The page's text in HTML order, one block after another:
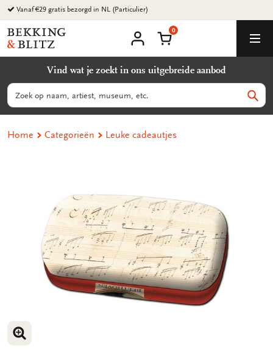
Ga
naar
content
Bekking
&
B.V.
account
Winkelmand
0
Vind wat je zoekt in ons uitgebreide aanbod
Zoeken
Home Categorieën Leuke cadeautjes
VERGROOT AFBEELDING